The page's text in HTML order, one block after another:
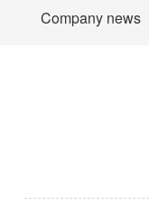
Company news